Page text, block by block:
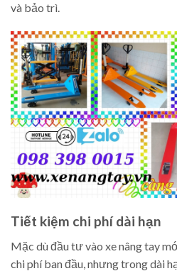
và bảo trì.
Tiết kiệm chi phí dài hạn
Mặc dù đầu tư vào xe nâng tay
chi phí ban đầu, nhưng trong dài